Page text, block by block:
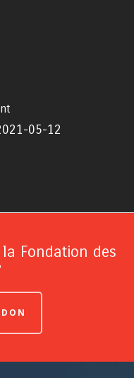
05-12
Fondation des